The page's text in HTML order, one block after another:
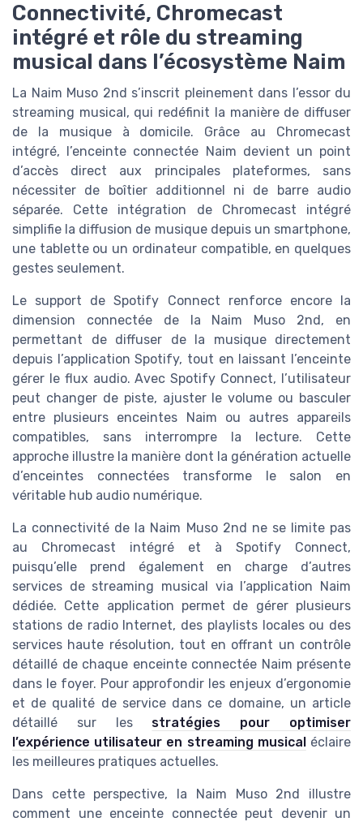
Connectivité, Chromecast
intégré et rôle du streaming
musical dans l’écosystème Naim
La Naim Muso 2nd s’inscrit pleinement dans l’essor du
streaming musical, qui redéfinit la manière de diffuser
de la musique à domicile. Grâce au Chromecast
intégré, l’enceinte connectée Naim devient un point
d’accès direct aux principales plateformes, sans
nécessiter de boîtier additionnel ni de barre audio
séparée. Cette intégration de Chromecast intégré
simplifie la diffusion de musique depuis un smartphone,
une tablette ou un ordinateur compatible, en quelques
gestes seulement.
Le support de Spotify Connect renforce encore la
dimension connectée de la Naim Muso 2nd, en
permettant de diffuser de la musique directement
depuis l’application Spotify, tout en laissant l’enceinte
gérer le flux audio. Avec Spotify Connect, l’utilisateur
peut changer de piste, ajuster le volume ou basculer
entre plusieurs enceintes Naim ou autres appareils
compatibles, sans interrompre la lecture. Cette
approche illustre la manière dont la génération actuelle
d’enceintes connectées transforme le salon en
véritable hub audio numérique.
La connectivité de la Naim Muso 2nd ne se limite pas
au Chromecast intégré et à Spotify Connect,
puisqu’elle prend également en charge d’autres
services de streaming musical via l’application Naim
dédiée. Cette application permet de gérer plusieurs
stations de radio Internet, des playlists locales ou des
services haute résolution, tout en offrant un contrôle
détaillé de chaque enceinte connectée Naim présente
dans le foyer. Pour approfondir les enjeux d’ergonomie
et de qualité de service dans ce domaine, un article
détaillé sur les stratégies pour optimiser
l’expérience utilisateur en streaming musical éclaire
les meilleures pratiques actuelles.
Dans cette perspective, la Naim Muso 2nd illustre
comment une enceinte connectée peut devenir un